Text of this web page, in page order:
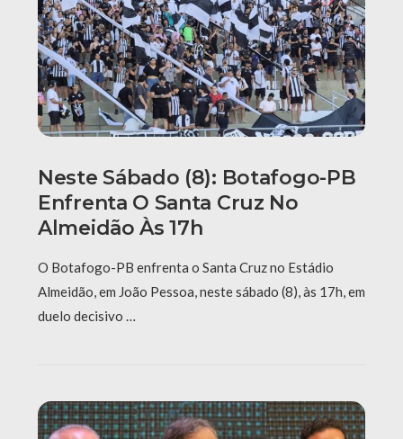
Neste Sábado (8): Botafogo-PB
Enfrenta O Santa Cruz No
Almeidão Às 17h
O Botafogo-PB enfrenta o Santa Cruz no Estádio
Almeidão, em João Pessoa, neste sábado (8), às 17h, em
duelo decisivo …